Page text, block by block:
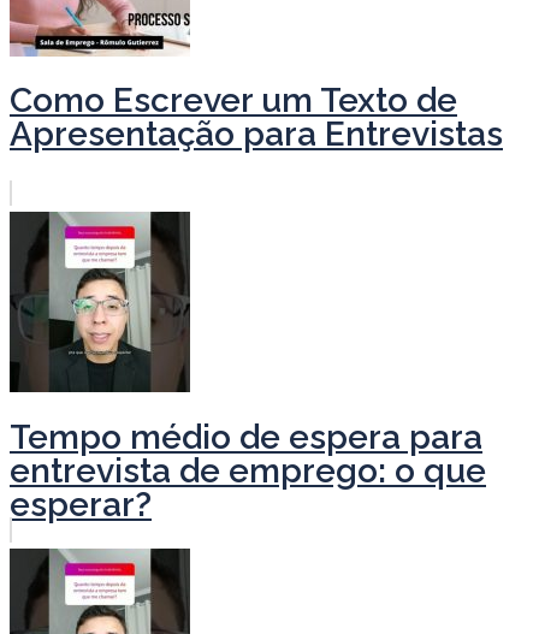
Como Escrever um Texto de
Apresentação para Entrevistas
Tempo médio de espera para
entrevista de emprego: o que
esperar?